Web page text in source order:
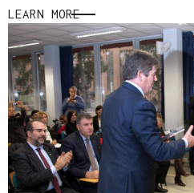
LEARN MORE